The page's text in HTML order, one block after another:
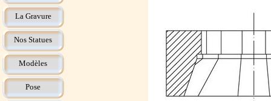
La Gravure
Nos Statues
Modèles
Pose